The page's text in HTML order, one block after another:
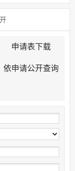
申请表下载
依申请公开查询